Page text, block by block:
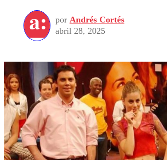
por Andrés Cortés
abril 28, 2025